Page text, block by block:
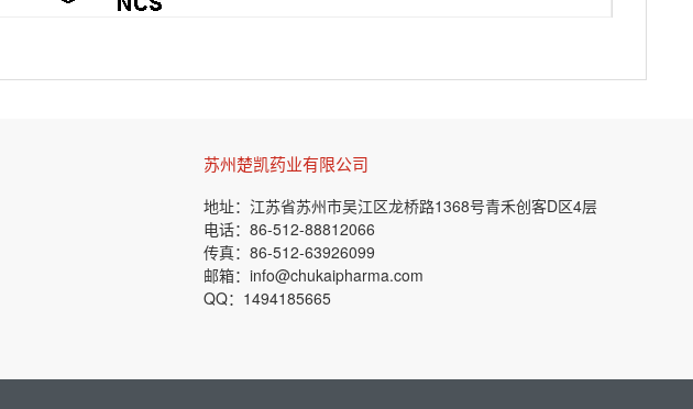
苏州楚凯药业有限公司
地址： 江苏省苏州市吴江区龙桥路1368号青禾创客D区4层
电话： 86-512-88812066
传真： 86-512-63926099
邮箱： info@chukaipharma.com
QQ： 1494185665